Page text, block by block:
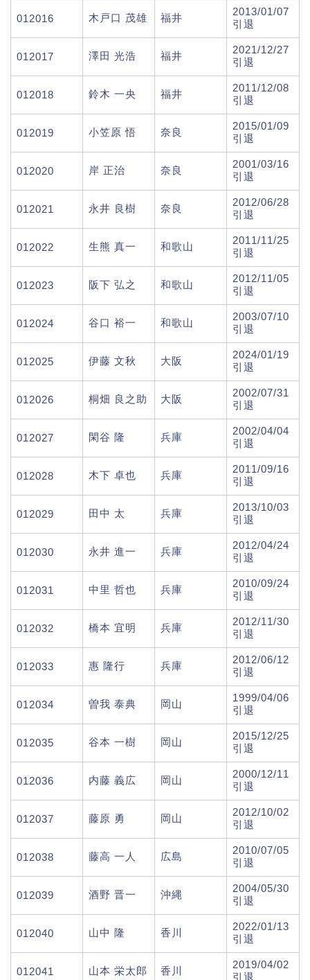
012016 木戸口 茂雄 福井
2013/01/07
引退
012017 澤田 光浩 福井
2021/12/27
引退
012018 鈴木 一央 福井
2011/12/08
引退
012019 小笠原 悟 奈良
2015/01/09
引退
012020 岸 正治 奈良
2001/03/16
引退
012021 永井 良樹 奈良
2012/06/28
引退
012022 生熊 真一 和歌山
2011/11/25
引退
012023 阪下 弘之 和歌山
2012/11/05
引退
012024 谷口 裕一 和歌山
2003/07/10
引退
012025 伊藤 文秋 大阪
2024/01/19
引退
012026 桐畑 良之助 大阪
2002/07/31
引退
012027 閑谷 隆 兵庫
2002/04/04
引退
012028 木下 卓也 兵庫
2011/09/16
引退
012029 田中 太 兵庫
2013/10/03
引退
012030 永井 進一 兵庫
2012/04/24
引退
012031 中里 哲也 兵庫
2010/09/24
引退
012032 橋本 宜明 兵庫
2012/11/30
引退
012033 惠 隆行 兵庫
2012/06/12
引退
012034 曽我 泰典 岡山
1999/04/06
引退
012035 谷本 一樹 岡山
2015/12/25
引退
012036 内藤 義広 岡山
2000/12/11
引退
012037 藤原 勇 岡山
2012/10/02
引退
012038 藤高 一人 広島
2010/07/05
引退
012039 酒野 晋一 沖縄
2004/05/30
引退
012040 山中 隆 香川
2022/01/13
引退
012041 山本 栄太郎 香川
2019/04/02
引退